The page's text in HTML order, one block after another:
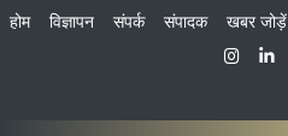
होम विज्ञापन संपर्क संपादक खबर जोड़ें